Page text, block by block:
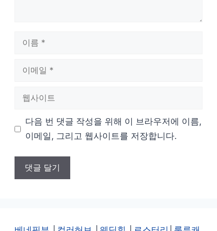
다음 번 댓글 작성을 위해 이 브라우저에 이름,
이메일, 그리고 웹사이트를 저장합니다.